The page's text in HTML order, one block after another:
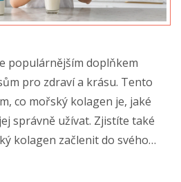
populárnějším doplňkem
pro zdraví a krásu. Tento
co mořský kolagen je, jaké
správně užívat. Zjistíte také
kolagen začlenit do svého